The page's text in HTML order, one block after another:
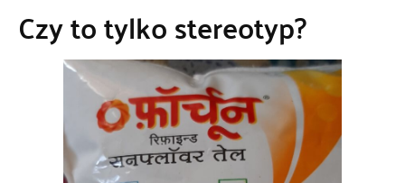
Czy to tylko stereotyp?